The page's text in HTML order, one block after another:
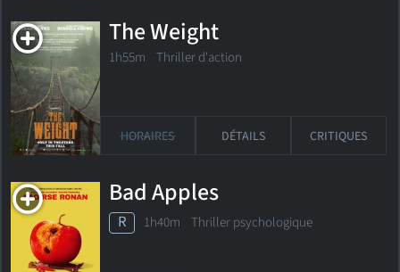
The Weight
1h55m Thriller d'action
HORAIRES DÉTAILS CRITIQUES
Bad Apples
R 1h40m Thriller psychologique